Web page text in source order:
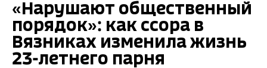
«Нарушают общественный
порядок»: как ссора в
Вязниках изменила жизнь
23-летнего парня